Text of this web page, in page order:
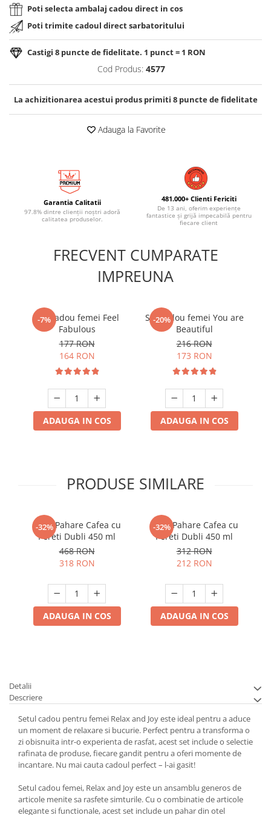
Poti selecta ambalaj cadou direct in cos
Poti trimite cadoul direct sarbatoritului
Castigi 8 puncte de fidelitate. 1 punct = 1 RON
Cod Produs: 4577
La achizitionarea acestui produs primiti 8puncte de fidelitate
Adauga la Favorite
Garantia Calitatii
97.8% dintre clienții noștri adoră
calitatea produselor.
481.000+ Clienti Fericiti
De 13 ani, oferim experiențe
fantastice și grijă impecabilă pentru
fiecare client
FRECVENT CUMPARATE
IMPREUNA
-7%
Set cadou femei Feel
Fabulous
177 RON
164 RON
ADAUGA IN COS
-20%
Set cadou femei You are
Beautiful
216 RON
173 RON
ADAUGA IN COS
PRODUSE SIMILARE
-32%
Set 6 Pahare Cafea cu
Pereti Dubli 450 ml
468 RON
318 RON
ADAUGA IN COS
-32%
Set 4 Pahare Cafea cu
Pereti Dubli 450 ml
312 RON
212 RON
ADAUGA IN COS
Detalii
Descriere
Setul cadou pentru femei Relax and Joy este ideal pentru a aduce
un moment de relaxare si bucurie. Perfect pentru a transforma o
zi obisnuita intr-o experienta de rasfat, acest set include o selectie
rafinata de produse, fiecare gandit pentru a oferi momente de
incantare. Nu mai cauta cadoul perfect – l-ai gasit!
Setul cadou femei, Relax and Joy este un ansamblu generos de
articole menite sa rasfete simturile. Cu o combinatie de articole
elegante si functionale, acest set include un pahar din otel